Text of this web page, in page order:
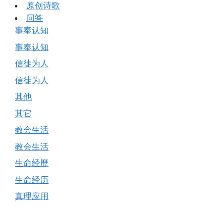
原创诗歌
问答
事奉认知
事奉认知
信徒为人
信徒为人
其他
其它
教会生活
教会生活
生命经歷
生命经历
真理应用